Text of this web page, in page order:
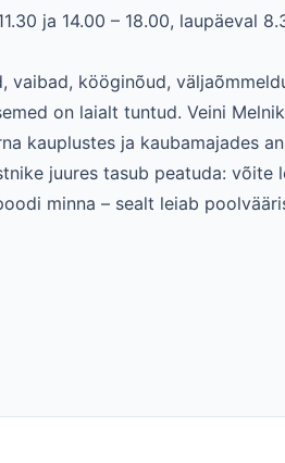
ja 14.00 – 18.00, laupäeval
vaibad, kööginõud,
on laialt tuntud. Veini
kauplustes ja kaubamajades
juures tasub peatuda: võite
minna – sealt leiab